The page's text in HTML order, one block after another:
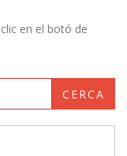
en el botó de
CERCA